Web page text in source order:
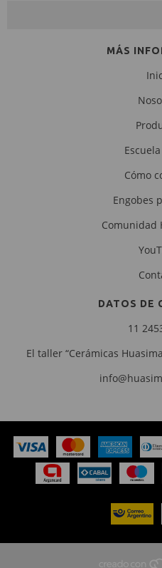
MÁS
Cómo
Engobes
Comunidad
DATOS DE
11
El taller “Cerámicas